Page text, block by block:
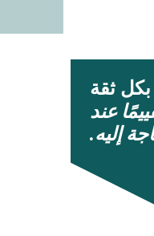
بكل ثقة
عند
إليه.